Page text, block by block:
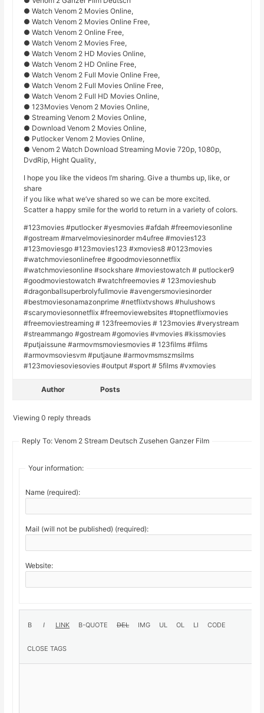
● Watch Venom 2 Movies Online,
● Watch Venom 2 Movies Online Free,
● Watch Venom 2 Online Free,
● Watch Venom 2 Movies Free,
● Watch Venom 2 HD Movies Online,
● Watch Venom 2 HD Online Free,
● Watch Venom 2 Full Movie Online Free,
● Watch Venom 2 Full Movies Online Free,
● Watch Venom 2 Full HD Movies Online,
● 123Movies Venom 2 Movies Online,
● Streaming Venom 2 Movies Online,
● Download Venom 2 Movies Online,
● Putlocker Venom 2 Movies Online,
● Venom 2 Watch Download Streaming Movie 720p, 1080p,
DvdRip, Hight Quality,
I hope you like the videos I’m sharing. Give a thumbs up, like, or
share
if you like what we’ve shared so we can be more excited.
Scatter a happy smile for the world to return in a variety of colors.
#123movies #putlocker #yesmovies #afdah #freemoviesonline
#gostream #marvelmoviesinorder m4ufree #movies123
#123moviesgo #123movies123 #xmovies8 #0123movies
#watchmoviesonlinefree #goodmoviesonnetflix
#watchmoviesonline #sockshare #moviestowatch # putlocker9
#goodmoviestowatch #watchfreemovies # 123movieshub
#dragonballsuperbrolyfullmovie #avengersmoviesinorder
#bestmoviesonamazonprime #netflixtvshows #hulushows
#scarymoviesonnetflix #freemoviewebsites #topnetflixmovies
#freemoviestreaming # 123freemovies # 123movies #verystream
#streammango #gostream #gomovies #vmovies #kissmovies
#putjaissune #armovmsmoviesmovies # 123films #films
#armovmsoviesvm #putjaune #armovmsmszmsilms
#123moviesoviesovies #output #sport # 5films #vxmovies
Author Posts
Viewing 0 reply threads
Reply To: Venom 2 Stream Deutsch Zusehen Ganzer Film
Your information:
Name (required):
Mail (will not be published) (required):
Website: